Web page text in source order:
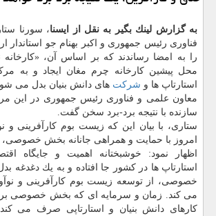
به گزارش لینك بگیر به نقل از ایسنا، سورنا
فناوری رئیس جمهوری و اكبر بهنام جو استاندار
را به امضا رساندند كه بر اساس آن، «كارخانه
محل پیشین كارخانه چرم مغان ایجاد و به
استارتاپ ها و شركت های دانش بنیان بدل می
معاون علمی و فناوری رئیس جمهوری در این
سازنده با نتیجه برد-برد سخن گفت.
ستاری، با بیان این كه زیست بوم كارآفرینی و
امروز با حمایت و همراهی جانانه بخش
اظهار نمود: خوشبختانه اهمیت و جایگاه
استارتاپ ها در كشور جا افتاده و به یك
خصوصی، از توسعه زیست بوم كارآفرینی و
می كند. زمان و سرمایه ای كه بخش خصوصی
كارهای دانش بنیان و استارتاپی صرف می